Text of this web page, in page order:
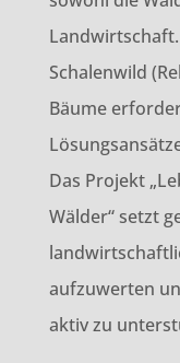
Schalenwild
Bäume
Das Projekt
Wälder“ setzt
aufzuwerten
aktiv zu